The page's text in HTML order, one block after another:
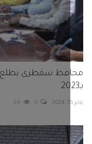
سقطرى يطلع على
0
59